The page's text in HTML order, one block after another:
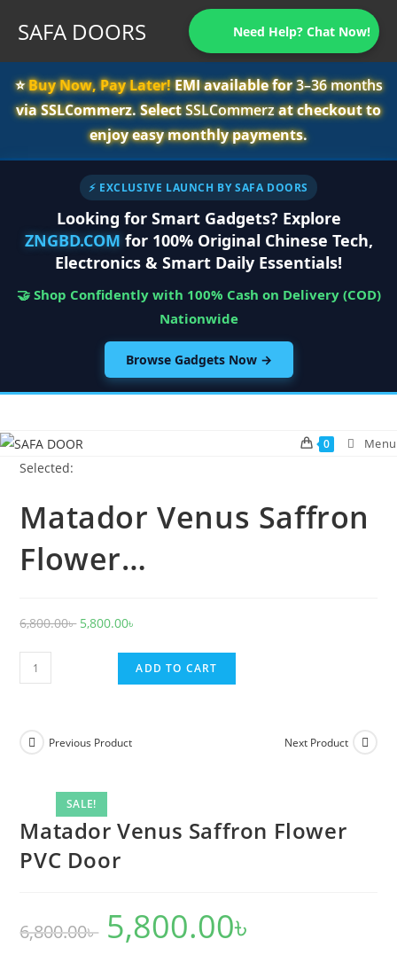
SAFA DOORS Need Help? Chat Now!
⭐️Buy Now, Pay Later!EMI available for3–36 months
via SSLCommerz. SelectSSLCommerzat checkout to
enjoy easy monthly payments.
⚡ EXCLUSIVE LAUNCH BY SAFA DOORS
Looking for Smart Gadgets? Explore
ZNGBD.COM for 100% Original Chinese Tech,
Electronics & Smart Daily Essentials!
🤝 Shop Confidently with 100% Cash on Delivery (COD)
Nationwide
Browse Gadgets Now →
content
0 Menu
Selected:
Matador Venus Saffron
Flower…
6,800.00৳ Original
6,800.00৳ .
5,800.00৳
is:
5,800.00৳ .
Matador
Venus
PVC
quantity
ADD TO CART
SALE!
Previous Product Next Product
Matador Venus Saffron Flower
PVC Door
6,800.00৳
Original
price
was:
5,800.00৳